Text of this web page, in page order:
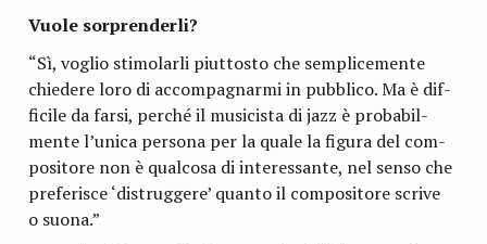
Vuole sor­pren­derli?
“Sì, voglio sti­mo­larli piut­to­sto che sem­pli­ce­mente
chie­dere loro di accom­pa­gnarmi in pub­blico. Ma è dif­
fi­cile da farsi, per­ché il musi­ci­sta di jazz è pro­ba­bil­
mente l’unica per­sona per la quale la figura del com­
po­si­tore non è qual­cosa di inte­res­sante, nel senso che
pre­fe­ri­sce ‘distrug­gere’ quanto il com­po­si­tore scrive
o suona.”